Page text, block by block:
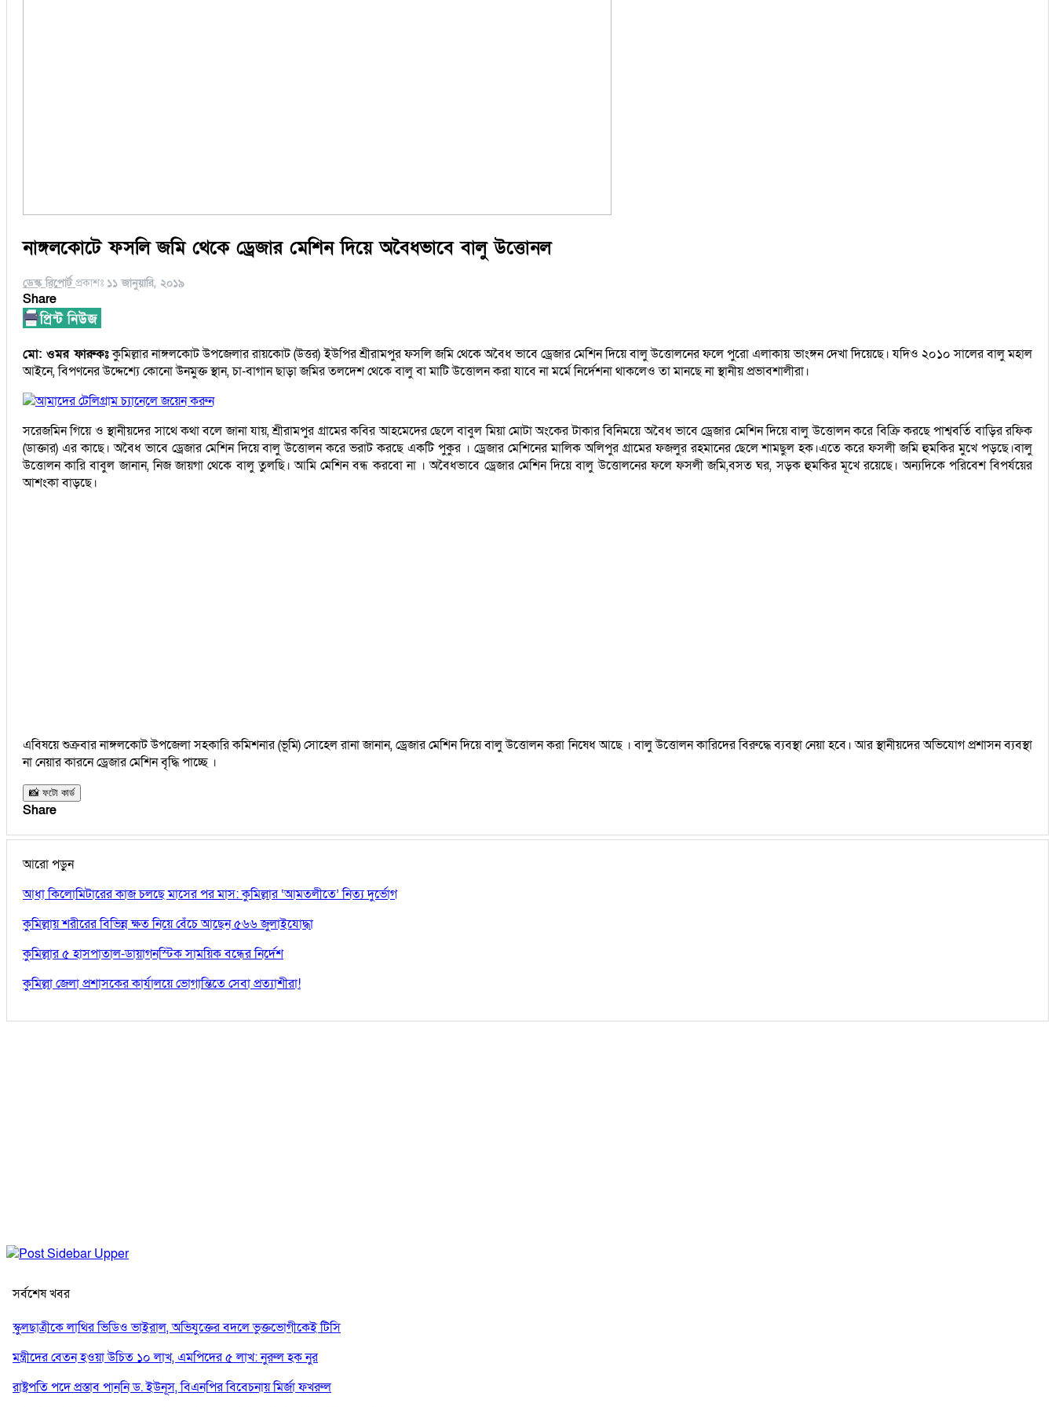
নাঙ্গলকোটে ফসলি জমি থেকে ড্রেজার মেশিন দিয়ে অবৈধভাবে বালু উত্তোনল
ডেস্ক রিপোর্ট প্রকাশঃ ১১ জানুয়ারি, ২০১৯
Share
মো: ওমর ফারুকঃকুমিল্লার নাঙ্গলকোট উপজেলার রায়কোট (উত্তর) ইউপির শ্রীরামপুর ফসলি জমি থেকে অবৈধ ভাবে ড্রেজার মেশিন দিয়ে বালু উত্তোলনের ফলে পুরো এলাকায় ভাংঙ্গন দেখা দিয়েছে। যদিও ২০১০ সালের বালু মহাল
আইনে, বিপণনের উদ্দেশ্যে কোনো উনমুক্ত স্থান, চা-বাগান ছাড়া জমির তলদেশ থেকে বালু বা মাটি উত্তোলন করা যাবে না মর্মে নির্দেশনা থাকলেও তা মানছে না স্থানীয় প্রভাবশালীরা।
আমাদের টেলিগ্রাম চ্যানেলে জয়েন করুন
সরেজমিন গিয়ে ও স্থানীয়দের সাথে কথা বলে জানা যায়, শ্রীরামপুর গ্রামের কবির আহমেদের ছেলে বাবুল মিয়া মোটা অংকের টাকার বিনিময়ে অবৈধ ভাবে ড্রেজার মেশিন দিয়ে বালু উত্তোলন করে বিক্রি করছে পাশ্ববর্তি বাড়ির রফিক
(ডাক্তার) এর কাছে। অবৈধ ভাবে ড্রেজার মেশিন দিয়ে বালু উত্তোলন করে ভরাট করছে একটি পুকুর । ড্রেজার মেশিনের মালিক অলিপুর গ্রামের ফজলুর রহমানের ছেলে শামছুল হক।এতে করে ফসলী জমি হুমকির মুখে পড়ছে।বালু
উত্তোলন কারি বাবুল জানান, নিজ জায়গা থেকে বালু তুলছি। আমি মেশিন বন্ধ করবো না । অবৈধভাবে ড্রেজার মেশিন দিয়ে বালু উত্তোলনের ফলে ফসলী জমি,বসত ঘর, সড়ক হুমকির মূখে রয়েছে। অন্যদিকে পরিবেশ বিপর্যয়ের
আশংকা বাড়ছে।
এবিষয়ে শুক্রবার নাঙ্গলকোট উপজেলা সহকারি কমিশনার (ভূমি) সোহেল রানা জানান, ড্রেজার মেশিন দিয়ে বালু উত্তোলন করা নিষেধ আছে । বালু উত্তোলন কারিদের বিরুদ্ধে ব্যবস্থা নেয়া হবে। আর স্থানীয়দের অভিযোগ প্রশাসন ব্যবস্থা
না নেয়ার কারনে ড্রেজার মেশিন বৃদ্ধি পাচ্ছে ।
📸 ফটো কার্ড
Share
আরো পড়ুন
আধা কিলোমিটারের কাজ চলছে মাসের পর মাস: কুমিল্লার ‘আমতলীতে’ নিত্য দুর্ভোগ
কুমিল্লায় শরীরের বিভিন্ন ক্ষত নিয়ে বেঁচে আছেন ৫৬৬ জুলাইযোদ্ধা
কুমিল্লার ৫ হাসপাতাল-ডায়াগনস্টিক সাময়িক বন্ধের নির্দেশ
কুমিল্লা জেলা প্রশাসকের কার্যালয়ে ভোগান্তিতে সেবা প্রত্যাশীরা!
সর্বশেষ খবর
স্কুলছাত্রীকে লাথির ভিডিও ভাইরাল, অভিযুক্তের বদলে ভুক্তভোগীকেই টিসি
মন্ত্রীদের বেতন হওয়া উচিত ১০ লাখ, এমপিদের ৫ লাখ: নুরুল হক নুর
রাষ্ট্রপতি পদে প্রস্তাব পাননি ড. ইউনূস, বিএনপির বিবেচনায় মির্জা ফখরুল